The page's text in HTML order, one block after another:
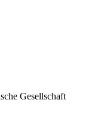
Gesellschaft